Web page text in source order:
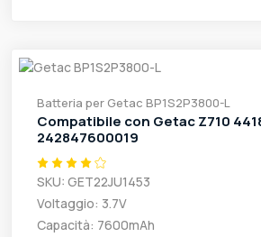
Batteria per Getac BP1S2P3800-L
Compatibile con Getac Z710
242847600019
SKU: GET22JU1453
Voltaggio: 3.7V
Capacità: 7600mAh